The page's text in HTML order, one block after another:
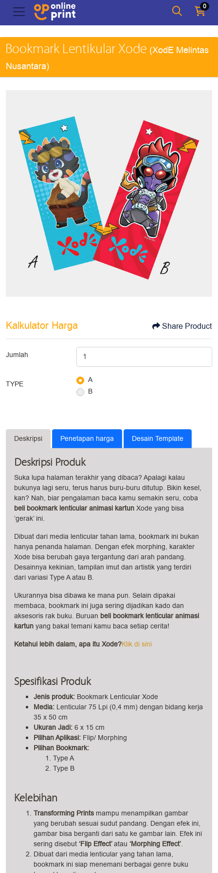
0
Bookmark Lentikular Xode (XodE Melintas
Nusantara)
Kalkulator Harga Share Product
Jumlah
TYPE
A
B
Deskripsi Penetapan harga Desain Template
Deskripsi Produk
Suka lupa halaman terakhir yang dibaca? Apalagi kalau
bukunya lagi seru, terus harus buru-buru ditutup. Bikin kesel,
kan? Nah, biar pengalaman baca kamu semakin seru, coba
beli bookmark lenticular animasi kartun Xode yang bisa
‘gerak’ ini.
Dibuat dari media lenticular tahan lama, bookmark ini bukan
hanya penanda halaman. Dengan efek morphing, karakter
Xode bisa berubah gaya tergantung dari arah pandang.
Desainnya kekinian, tampilan imut dan artistik yang terdiri
dari variasi Type A atau B.
Ukurannya bisa dibawa ke mana pun. Selain dipakai
membaca, bookmark ini juga sering dijadikan kado dan
aksesoris rak buku. Buruan beli bookmark lenticular animasi
kartun yang bakal temani kamu baca setiap cerita!
Ketahui lebih dalam, apa itu Xode?Klik di sini
Spesifikasi Produk
Jenis produk: Bookmark Lenticular Xode
Media: Lenticular 75 Lpi (0,4 mm) dengan bidang kerja
35 x 50 cm
Ukuran Jadi: 6 x 15 cm
Pilihan Aplikasi: Flip/ Morphing
Pilihan Bookmark:
Type A
Type B
Kelebihan
Transforming Prints mampu menampilkan gambar
yang berubah sesuai sudut pandang. Dengan efek ini,
gambar bisa berganti dari satu ke gambar lain. Efek ini
sering disebut ‘Flip Effect’atau ‘Morphing Effect’.
Dibuat dari media lenticular yang tahan lama,
bookmark ini siap menemani berbagai genre buku